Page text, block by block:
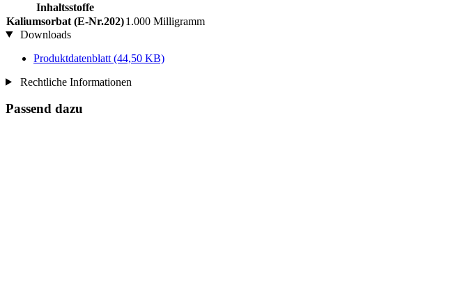
Inhaltsstoffe
Kaliumsorbat (E-Nr.202)1.000 Milligramm
Downloads
Produktdatenblatt (44,50 KB)
Rechtliche Informationen
Passend dazu